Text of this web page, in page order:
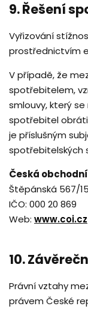
9. Řešení
Vyřizování
prostřednictvím
V případě, že
spotřebitelem,
smlouvy, který
spotřebitel
je příslušným
spotřebitelských
Česká
Štěpánská 567/
IČO: 000 20 869
Web: www.coi.cz
10.
Právní vztahy
právem České